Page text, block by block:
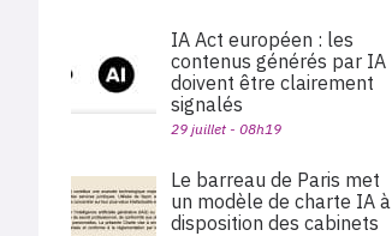
IA Act européen : les
contenus générés par IA
doivent être clairement
signalés
29 juillet - 08h19
Le barreau de Paris met
un modèle de charte IA à
disposition des cabinets